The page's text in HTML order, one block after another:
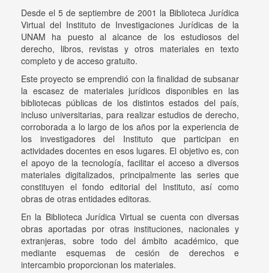
Desde el 5 de septiembre de 2001 la Biblioteca Jurídica
Virtual del Instituto de Investigaciones Jurídicas de la
UNAM ha puesto al alcance de los estudiosos del
derecho, libros, revistas y otros materiales en texto
completo y de acceso gratuito.
Este proyecto se emprendió con la finalidad de subsanar
la escasez de materiales jurídicos disponibles en las
bibliotecas públicas de los distintos estados del país,
incluso universitarias, para realizar estudios de derecho,
corroborada a lo largo de los años por la experiencia de
los investigadores del Instituto que participan en
actividades docentes en esos lugares. El objetivo es, con
el apoyo de la tecnología, facilitar el acceso a diversos
materiales digitalizados, principalmente las series que
constituyen el fondo editorial del Instituto, así como
obras de otras entidades editoras.
En la Biblioteca Jurídica Virtual se cuenta con diversas
obras aportadas por otras instituciones, nacionales y
extranjeras, sobre todo del ámbito académico, que
mediante esquemas de cesión de derechos e
intercambio proporcionan los materiales.